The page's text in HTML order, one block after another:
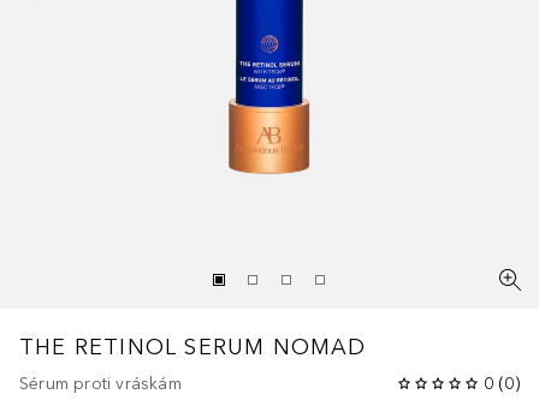
THE RETINOL SERUM NOMAD
Sérum proti vráskám 0 (0)